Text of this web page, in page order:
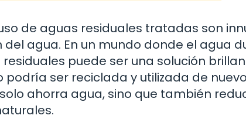
de aguas residuales tratadas son
agua. En un mundo donde el agua
puede ser una solución
podría ser reciclada y utilizada de
ahorra agua, sino que también